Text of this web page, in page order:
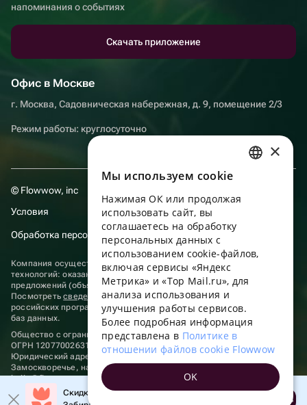
напоминания о событиях
Скачать приложение
Офис в Москве
г. Москва, Садовническая набережная, д. 9, помещение 2/3
Режим работы: круглосуточно
© Flowwow, inc
Условия
Обработка персональных данных
Компания осуществляет деятельность в области информационных
технологий: оказание услуг в сети “Интернет” по размещению
предложений (объявлений) продавцов о реализации товаров.
Посмотретьсведения о программах, включенных в реестр
российских программ для электронных вычислительных машин и
баз данных.
Общество с ограниченной ответственностью «ФЛАУВАУ»
ОГРН 1207700263198, ИНН 9702020445
Юридический адрес: г. Москва, вн.тер. г. Муниципальный округ
Замоскворечье, наб. Садовническая, д. 9, помещ. 2/3.
hello@flowwow.com
8 800 555-16-15
Применяютсярекомендательные технологии
Скидка до 10% на первый заказ!
Открыть
ENGLISH
UKRAINIAN
PORTUGUESE
FRENCH
TURKISH
×
Мы используем сookie
Нажимая ОК или продолжая
использовать сайт, вы
соглашаетесь на обработку
персональных данных с
использованием cookie-файлов,
включая сервисы «Яндекс
Метрика» и «Top Mail.ru», для
анализа использования и
улучшения работы сервисов.
Более подробная информация
представлена в Политике в
отношении файлов cookie Flowwow
OK